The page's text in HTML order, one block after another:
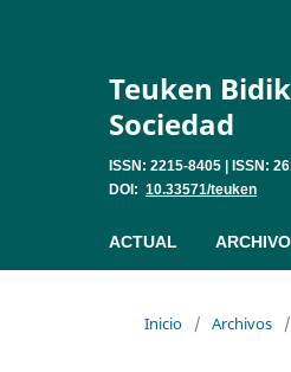
Teuken
Sociedad
ISSN: 2215-8405 | ISSN:
DOI: 10.33571/teuken
ACTUAL
Inicio / Archivos /